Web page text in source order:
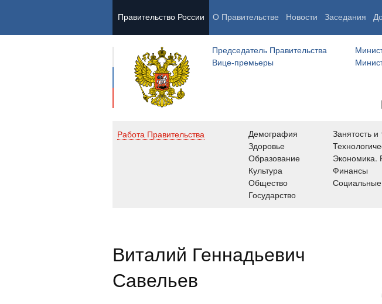
Правительство России О Правительстве Новости Заседания
Председатель Правительства
Вице-премьеры
Работа Правительства
Демография
Здоровье
Образование
Культура
Общество
Государство
Занятость и
Экономика.
Финансы
Социальные
Виталий Геннадьевич
Савельев